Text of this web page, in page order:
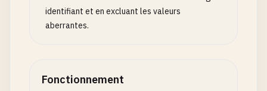
identifiant et en excluant les valeurs
aberrantes.
Fonctionnement